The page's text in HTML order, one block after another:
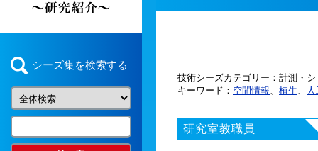
シーズ集を検索する
技術シーズカテゴリー
計測・
キーワード
空間情報、 植生、
研究室教職員